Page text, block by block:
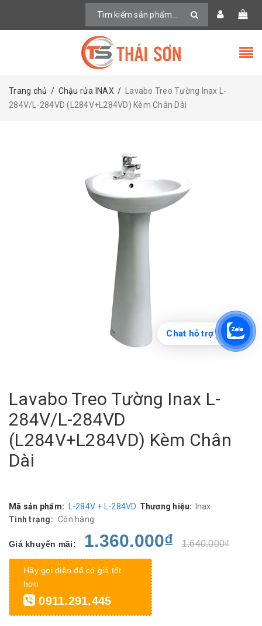
Trang chủ / Chậu rửa INAX /
Lavabo Treo Tường Inax L-
284V/L-284VD (L284V+L284VD) Kèm Chân Dài
Lavabo Treo Tường Inax L-
284V/L-284VD
(L284V+L284VD) Kèm Chân
Dài
Mã sản phẩm: L-284V + L-284VD Thương hiệu:
Inax
Tình trạng: Còn hàng
Giá khuyến mãi: 1.360.000₫ 1.640.000₫
Hãy gọi điện để có giá tốt
hơn
0911.291.445
Chat hỗ trợ